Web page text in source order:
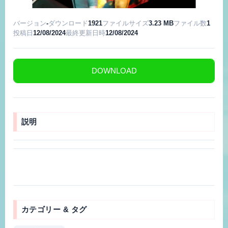
バージョン-ダウンロード 1921ファイルサイズ3.23 MBファイル数1
投稿日 12/08/2024最終更新日時12/08/2024
DOWNLOAD
説明
カテゴリー & タグ